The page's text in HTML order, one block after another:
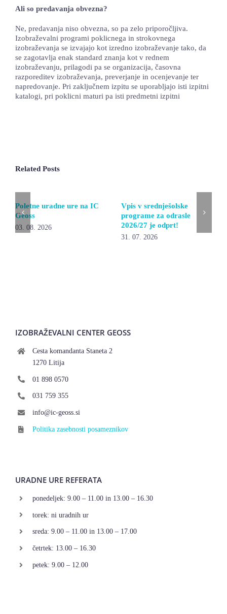
Ali so predavanja obvezna?
Ne, predavanja niso obvezna, so pa zelo priporočljiva.
Izobraževalni programi poklicnega in strokovnega
izobraževanja se izvajajo kot izredno izobraževanje tako, da
se zagotavlja enak standard znanja kot v rednem
izobraževanju, prilagodi pa se organizacija, časovna
razporeditev izobraževanja, preverjanje in ocenjevanje ter
napredovanje. Pri zaključnem izpitu se uporabljajo isti izpitni
katalogi, pri poklicni maturi pa isti predmetni izpitni
Related Posts
Poletne uradne ure na IC
Geoss
03. 08. 2026
Vpis v srednješolske
programe za odrasle
2026/27 je odprt!
31. 07. 2026
IZOBRAŽEVALNI CENTER GEOSS
Cesta komandanta Staneta 2
1270 Litija
01 898 0570
031 759 355
info@ic-geoss.si
Politika zasebnosti posameznikov
URADNE URE REFERATA
ponedeljek: 9.00 – 11.00 in 13.00 – 16.30
torek: ni uradnih ur
sreda: 9.00 – 11.00 in 13.00 – 17.00
četrtek: 13.00 – 16.30
petek: 9.00 – 12.00